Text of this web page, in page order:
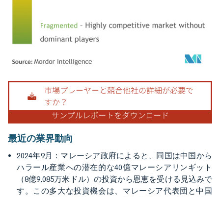
画像 © Mordor Intelligence。再利用にはCC BY 4.0の表示が必要です。
最近の業界動向
2024年9月：マレーシア政府によると、同国は中国から
ハラール産業への潜在的な40億マレーシアリンギット
（8億9,085万米ドル）の投資から恩恵を受ける見込みで
す。この多大な投資機会は、マレーシア代表団と中国